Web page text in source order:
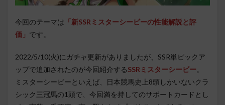
今回のテーマは 「新SSRミスターシービーの性能解説と評
価」 です。
2022/5/10(火)にガチャ更新がありましたが、SSR単ピックア
ップで追加されたのが今回紹介するSSRミスターシービー。
ミスターシービーといえば、日本競馬史上8頭しかいないクラ
シック三冠馬の1頭で、今回満を持してのサポートカードとし